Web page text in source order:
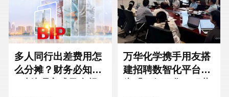
Turkey
Hungary Mexico
Hong Kong Macau
多人同行出差费用怎
么分摊？财务必知的
万华化学携手用友搭
建招聘数智化平台，